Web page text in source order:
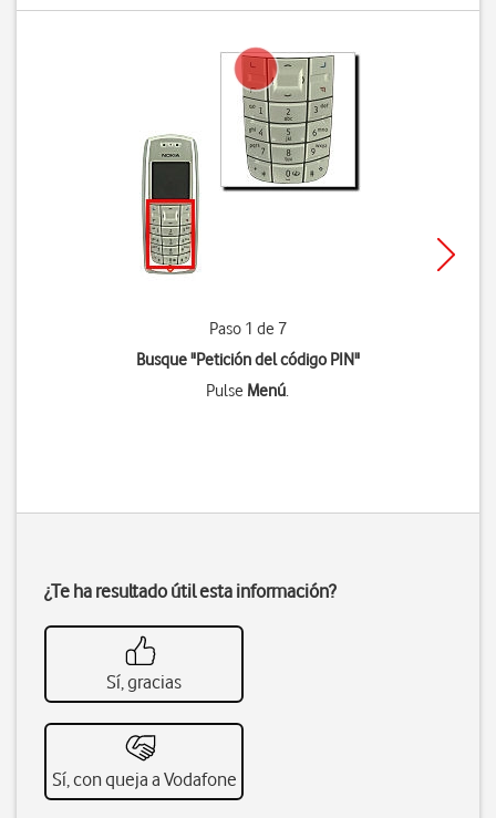
Paso 1 de 7
Busque "Petición del código PIN"
Pulse Menú.
¿Te ha resultado útil esta información?
Sí, gracias
Sí, con queja a Vodafone